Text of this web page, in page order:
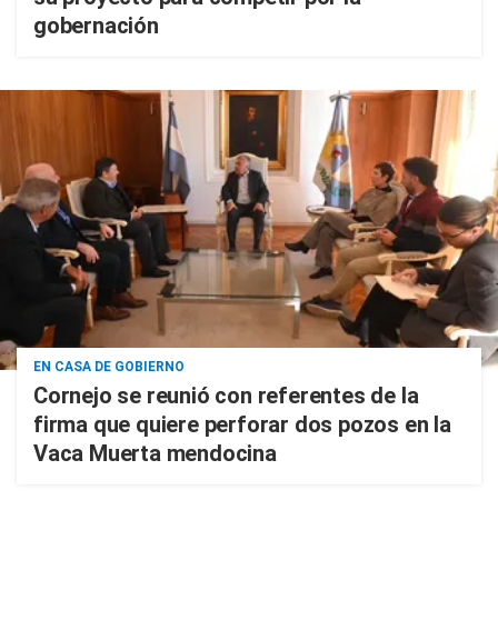
gobernación
EN CASA DE GOBIERNO
Cornejo se reunió con referentes de la
firma que quiere perforar dos pozos en la
Vaca Muerta mendocina